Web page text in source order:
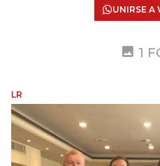
UNIRSE A
1
LR